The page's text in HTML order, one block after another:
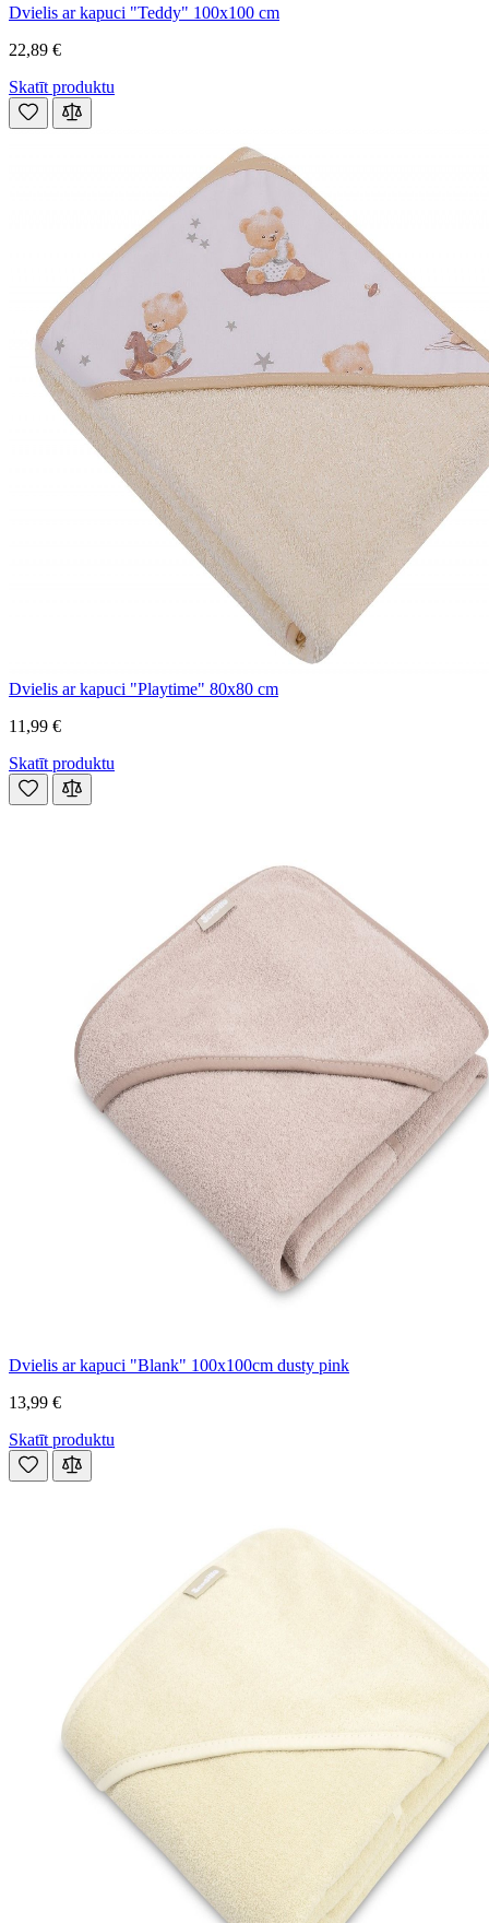
Dvielis ar kapuci "Teddy" 100x100 cm
22,89 €
Skatīt produktu
Dvielis ar kapuci "Playtime" 80x80 cm
11,99 €
Skatīt produktu
Dvielis ar kapuci "Blank" 100x100cm dusty pink
13,99 €
Skatīt produktu